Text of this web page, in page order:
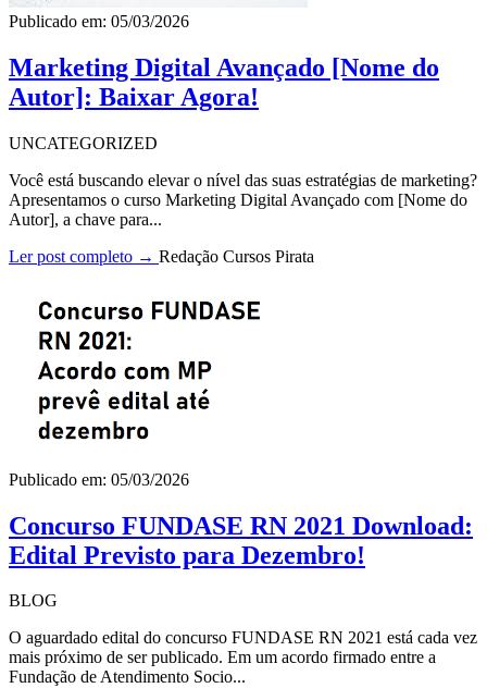
Publicado em: 05/03/2026
Marketing Digital Avançado [Nome do
Autor]: Baixar Agora!
UNCATEGORIZED
Você está buscando elevar o nível das suas estratégias de marketing?
Apresentamos o curso Marketing Digital Avançado com [Nome do
Autor], a chave para...
Ler post completo → Redação Cursos Pirata
Publicado em: 05/03/2026
Concurso FUNDASE RN 2021 Download:
Edital Previsto para Dezembro!
BLOG
O aguardado edital do concurso FUNDASE RN 2021 está cada vez
mais próximo de ser publicado. Em um acordo firmado entre a
Fundação de Atendimento Socio...